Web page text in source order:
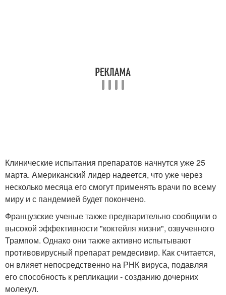
Клинические испытания препаратов начнутся уже 25
марта. Американский лидер надеется, что уже через
несколько месяца его смогут применять врачи по всему
миру и с пандемией будет покончено.
Французские ученые также предварительно сообщили о
высокой эффективности "коктейля жизни", озвученного
Трампом. Однако они также активно испытывают
противовирусный препарат ремдесивир. Как считается,
он влияет непосредственно на РНК вируса, подавляя
его способность к репликации - созданию дочерних
молекул.